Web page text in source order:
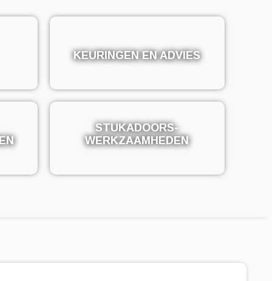
KEURINGEN EN ADVIES
KEURINGEN EN ADVIES
STUKADOORS-
WERKZAAMHEDEN
STUKADOORS-
WERKZAAMHEDEN